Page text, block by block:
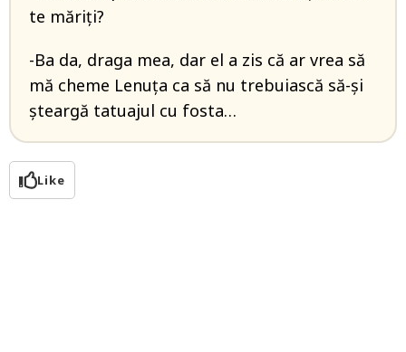
te măriți?
-Ba da, draga mea, dar el a zis că ar vrea să
mă cheme Lenuța ca să nu trebuiască să-și
șteargă tatuajul cu fosta…
Like